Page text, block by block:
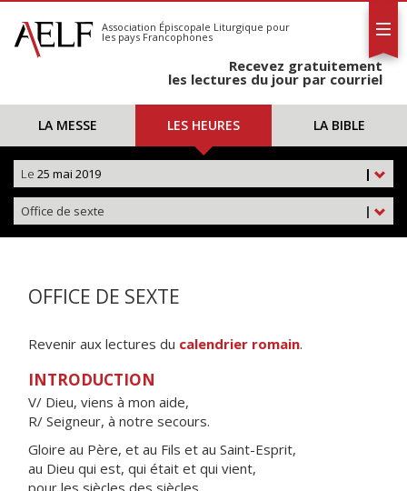
S'abonner
Calendrier
Association Épiscopale Liturgique pour
les pays Francophones
Recevez gratuitement
les lectures du jour par courriel
LA MESSE LES HEURES LA BIBLE
|
Le 25 mai 2019
|
Office de sexte
OFFICE DE SEXTE
Revenir aux lectures du calendrier romain.
INTRODUCTION
V/ Dieu, viens à mon aide,
R/ Seigneur, à notre secours.
Gloire au Père, et au Fils et au Saint-Esprit,
au Dieu qui est, qui était et qui vient,
pour les siècles des siècles.